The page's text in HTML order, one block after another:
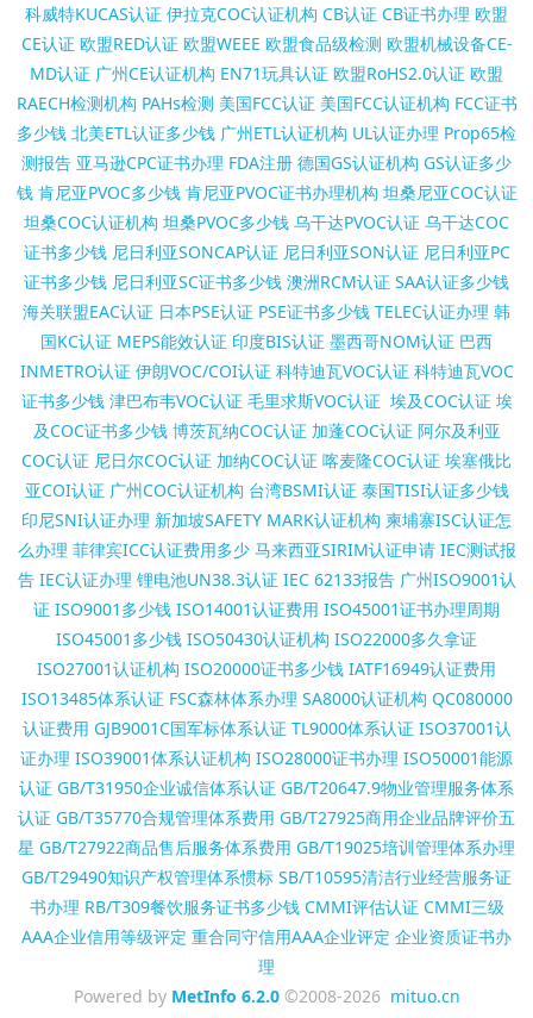
科威特KUCAS认证 伊拉克COC认证机构 CB认证 CB证书办理 欧盟
CE认证 欧盟RED认证 欧盟WEEE 欧盟食品级检测 欧盟机械设备CE-
MD认证 广州CE认证机构 EN71玩具认证 欧盟RoHS2.0认证 欧盟
RAECH检测机构 PAHs检测 美国FCC认证 美国FCC认证机构 FCC证书
多少钱 北美ETL认证多少钱 广州ETL认证机构 UL认证办理 Prop65检
测报告 亚马逊CPC证书办理 FDA注册 德国GS认证机构 GS认证多少
钱 肯尼亚PVOC多少钱 肯尼亚PVOC证书办理机构 坦桑尼亚COC认证
坦桑COC认证机构 坦桑PVOC多少钱 乌干达PVOC认证 乌干达COC
证书多少钱 尼日利亚SONCAP认证 尼日利亚SON认证 尼日利亚PC
证书多少钱 尼日利亚SC证书多少钱 澳洲RCM认证 SAA认证多少钱
海关联盟EAC认证 日本PSE认证 PSE证书多少钱 TELEC认证办理 韩
国KC认证 MEPS能效认证 印度BIS认证 墨西哥NOM认证 巴西
INMETRO认证 伊朗VOC/COI认证 科特迪瓦VOC认证 科特迪瓦VOC
证书多少钱 津巴布韦VOC认证 毛里求斯VOC认证 埃及COC认证 埃
及COC证书多少钱 博茨瓦纳COC认证 加蓬COC认证 阿尔及利亚
COC认证 尼日尔COC认证 加纳COC认证 喀麦隆COC认证 埃塞俄比
亚COI认证 广州COC认证机构 台湾BSMI认证 泰国TISI认证多少钱
印尼SNI认证办理 新加坡SAFETY MARK认证机构 柬埔寨ISC认证怎
么办理 菲律宾ICC认证费用多少 马来西亚SIRIM认证申请 IEC测试报
告 IEC认证办理 锂电池UN38.3认证 IEC 62133报告 广州ISO9001认
证 ISO9001多少钱 ISO14001认证费用 ISO45001证书办理周期
ISO45001多少钱 ISO50430认证机构 ISO22000多久拿证
ISO27001认证机构 ISO20000证书多少钱 IATF16949认证费用
ISO13485体系认证 FSC森林体系办理 SA8000认证机构 QC080000
认证费用 GJB9001C国军标体系认证 TL9000体系认证 ISO37001认
证办理 ISO39001体系认证机构 ISO28000证书办理 ISO50001能源
认证 GB/T31950企业诚信体系认证 GB/T20647.9物业管理服务体系
认证 GB/T35770合规管理体系费用 GB/T27925商用企业品牌评价五
星 GB/T27922商品售后服务体系费用 GB/T19025培训管理体系办理
GB/T29490知识产权管理体系惯标 SB/T10595清洁行业经营服务证
书办理 RB/T309餐饮服务证书多少钱 CMMI评估认证 CMMI三级
AAA企业信用等级评定 重合同守信用AAA企业评定 企业资质证书办
理
Powered by MetInfo 6.2.0©2008-2026 mituo.cn